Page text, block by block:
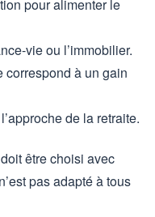
pour alimenter le
vie ou l’immobilier.
correspond à un gain
de la retraite.
être choisi avec
pas adapté à tous